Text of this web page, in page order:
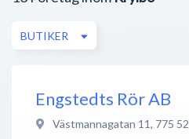
BUTIKER
Engstedts Rör AB
Västmannagatan 11, 775 52